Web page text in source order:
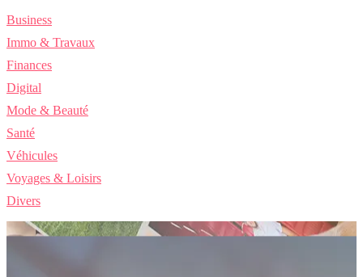
Business
Immo & Travaux
Finances
Digital
Mode & Beauté
Santé
Véhicules
Voyages & Loisirs
Divers